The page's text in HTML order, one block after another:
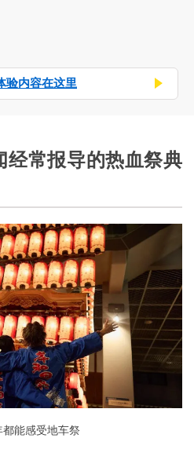
验内容在这里
经常报导的热血祭典
能感受地车祭